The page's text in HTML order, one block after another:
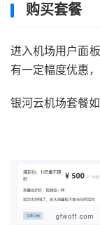
购买套餐
进入机场用户面
有一定幅度优惠
银河云机场套餐如